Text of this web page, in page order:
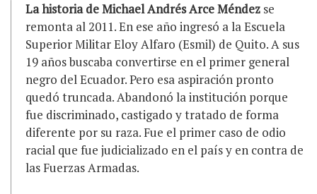
La historia de Michael Andrés Arce Méndez se
remonta al 2011. En ese año ingresó a la Escuela
Superior Militar Eloy Alfaro (Esmil) de Quito. A sus
19 años buscaba convertirse en el primer general
negro del Ecuador. Pero esa aspiración pronto
quedó truncada. Abandonó la institución porque
fue discriminado, castigado y tratado de forma
diferente por su raza. Fue el primer caso de odio
racial que fue judicializado en el país y en contra de
las Fuerzas Armadas.